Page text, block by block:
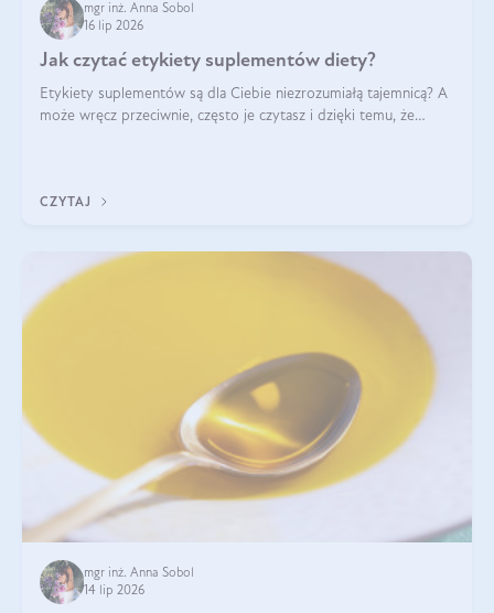
mgr inż. Anna Sobol
16 lip 2026
Jak czytać etykiety suplementów diety?
Etykiety suplementów są dla Ciebie niezrozumiałą tajemnicą? A
może wręcz przeciwnie, często je czytasz i dzięki temu, że
CZYTAJ
mgr inż. Anna Sobol
14 lip 2026